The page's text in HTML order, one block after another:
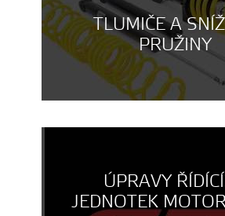
TLUMIČE A
PRUŽINY
ÚPRAVY
JEDNOTEK